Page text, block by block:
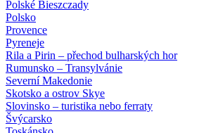
Polské Bieszczady
Polsko
Provence
Pyreneje
Rila a Pirin – přechod bulharských hor
Rumunsko – Transylvánie
Severní Makedonie
Skotsko a ostrov Skye
Slovinsko – turistika nebo ferraty
Švýcarsko